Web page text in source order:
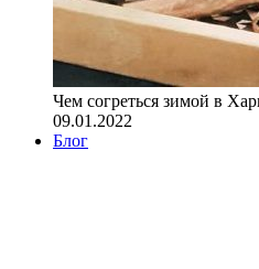
Чем согреться зимой в
09.01.2022
Блог